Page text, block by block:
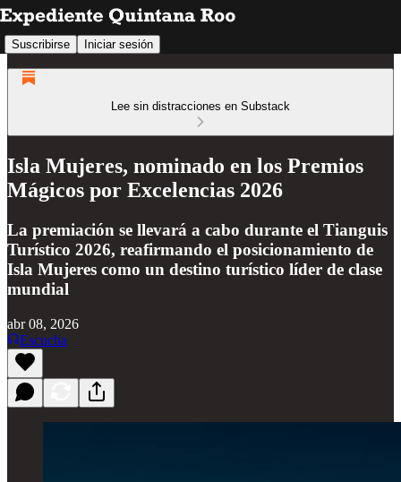
Suscribirse Iniciar sesión
Lee sin distracciones en Substack
Isla Mujeres, nominado en los Premios
Mágicos por Excelencias 2026
La premiación se llevará a cabo durante el Tianguis
Turístico 2026, reafirmando el posicionamiento de
Isla Mujeres como un destino turístico líder de clase
mundial
abr 08, 2026
Escucha